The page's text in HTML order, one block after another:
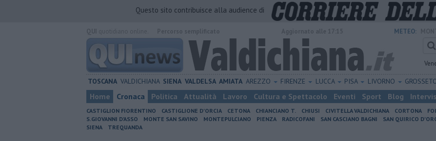
Questo sito contribuisce alla audience di
METEO:
TOSCANA VALDICHIANA SIENA VALDELSA AMIATA AREZZO FIRENZE LUCCA PISA LIVORNO
Home Cronaca Politica Attualità Lavoro Cultura e Spettacolo Eventi Sport Blog
CASTIGLION FIORENTINO CASTIGLIONE D'ORCIA CETONA CHIANCIANO T. CHIUSI CIVITELLA VALDICHIANA CORTONA
S.GIOVANNI D'ASSO
MONTE SAN SAVINO MONTEPULCIANO PIENZA RADICOFANI SAN CASCIANO BAGNI SAN QUIRICO
SIENA
TREQUANDA